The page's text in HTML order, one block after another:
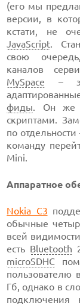
(его мы
версии, в
кстати, не
JavaScript.
свою
каналов
MySpace –
фиды. Он же
скриптами.
по
команду
Mini.
Аппаратное
Nokia C3
обычные
всей
есть Bluetooth
microSDHC
пользователю
Гб, однако в
подключения